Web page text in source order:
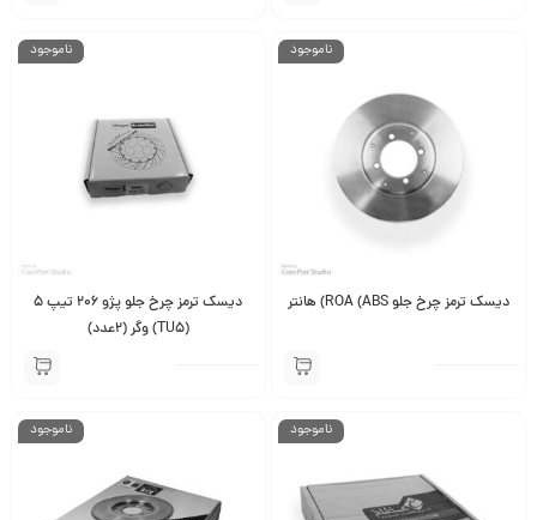
ناموجود
دیسک ترمز چرخ جلو ROA (ABS) هانتر
ناموجود
دیسک ترمز چرخ جلو پژو 206 تیپ 5
(TU5) وگر (2عدد)
ناموجود ناموجود